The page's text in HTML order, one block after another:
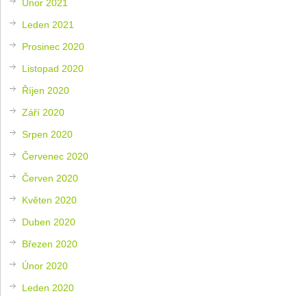
Únor 2021
Leden 2021
Prosinec 2020
Listopad 2020
Říjen 2020
Září 2020
Srpen 2020
Červenec 2020
Červen 2020
Květen 2020
Duben 2020
Březen 2020
Únor 2020
Leden 2020